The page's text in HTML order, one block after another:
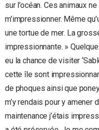
sur l’océan. Ces animaux
m’impressionner. Même
une tortue de mer. La
impressionnante. »
eu la chance de visiter
cette île sont
de phoques ainsi que
m’y rendais pour y amener
maintenance j’étais